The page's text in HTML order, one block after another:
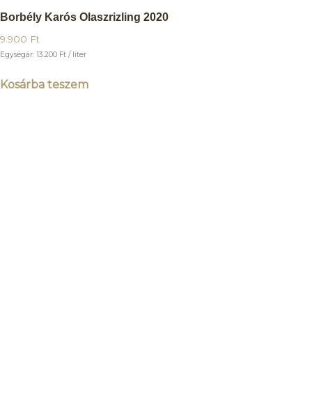
Borbély Karós Olaszrizling 2020
9.900 Ft
Egységár: 13.200 Ft / liter
Kosárba teszem